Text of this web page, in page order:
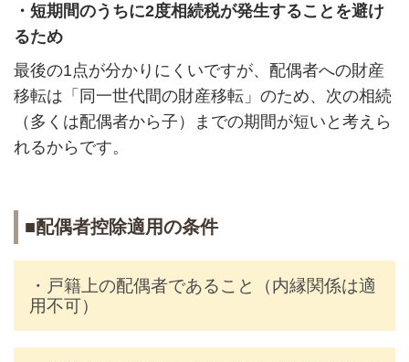
・短期間のうちに2度相続税が発生することを避け
るため
最後の1点が分かりにくいですが、配偶者への財産
移転は「同一世代間の財産移転」のため、次の相続
（多くは配偶者から子）までの期間が短いと考えら
れるからです。
■配偶者控除適用の条件
・戸籍上の配偶者であること（内縁関係は適
用不可）